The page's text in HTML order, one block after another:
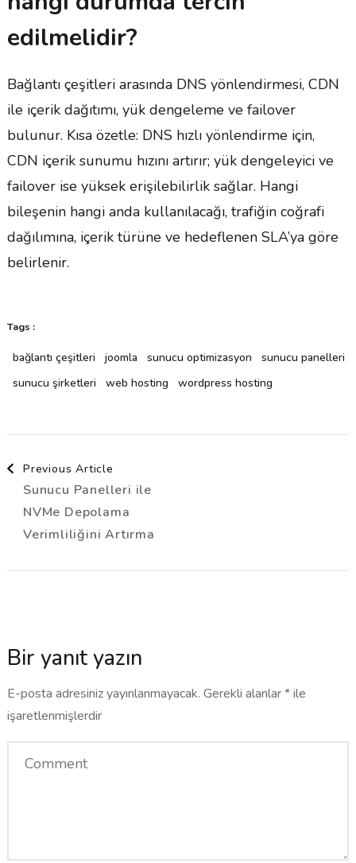
edilmelidir?
Bağlantı çeşitleri arasında DNS yönlendirmesi, CDN
ile içerik dağıtımı, yük dengeleme ve failover
bulunur. Kısa özetle: DNS hızlı yönlendirme için,
CDN içerik sunumu hızını artırır; yük dengeleyici ve
failover ise yüksek erişilebilirlik sağlar. Hangi
bileşenin hangi anda kullanılacağı, trafiğin coğrafi
dağılımına, içerik türüne ve hedeflenen SLA’ya göre
belirlenir.
Tags :
bağlantı çeşitleri joomla sunucu optimizasyon
sunucu panelleri
sunucu şirketleri
web hosting wordpress hosting
Post
Navigation
Previous Article
Sunucu Panelleri ile
NVMe Depolama
Verimliliğini Artırma
Bir yanıt yazın
E-posta adresiniz yayınlanmayacak. Gerekli alanlar*ile
işaretlenmişlerdir